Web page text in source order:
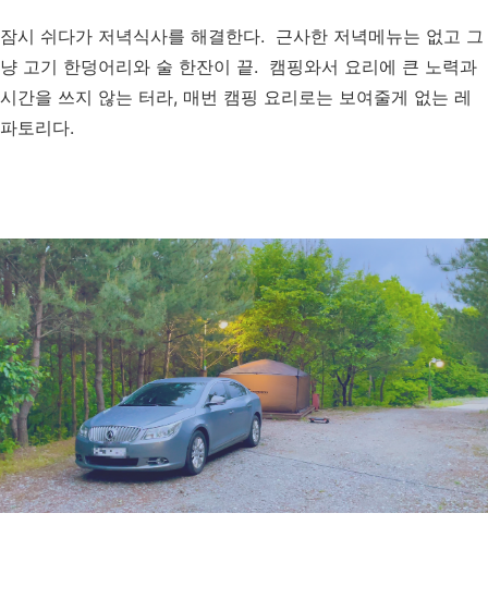
잠시 쉬다가 저녁식사를 해결한다. 근사한 저녁메뉴는 없고 그
냥 고기 한덩어리와 술 한잔이 끝. 캠핑와서 요리에 큰 노력과
시간을 쓰지 않는 터라, 매번 캠핑 요리로는 보여줄게 없는 레
파토리다.